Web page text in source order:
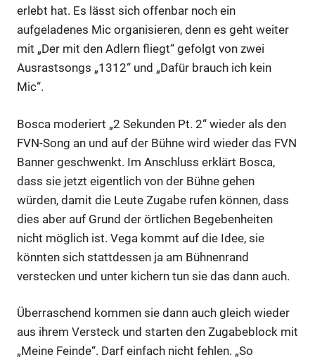
erlebt hat. Es lässt sich offenbar noch ein
aufgeladenes Mic organisieren, denn es geht weiter
mit „Der mit den Adlern fliegt“ gefolgt von zwei
Ausrastsongs „1312“ und „Dafür brauch ich kein
Mic“.
Bosca moderiert „2 Sekunden Pt. 2“ wieder als den
FVN-Song an und auf der Bühne wird wieder das FVN
Banner geschwenkt. Im Anschluss erklärt Bosca,
dass sie jetzt eigentlich von der Bühne gehen
würden, damit die Leute Zugabe rufen können, dass
dies aber auf Grund der örtlichen Begebenheiten
nicht möglich ist. Vega kommt auf die Idee, sie
könnten sich stattdessen ja am Bühnenrand
verstecken und unter kichern tun sie das dann auch.
Überraschend kommen sie dann auch gleich wieder
aus ihrem Versteck und starten den Zugabeblock mit
„Meine Feinde“. Darf einfach nicht fehlen. „So